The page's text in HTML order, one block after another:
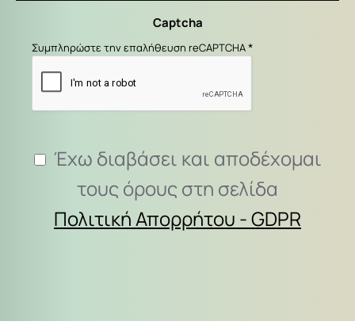
Captcha
Συμπληρώστε την επαλήθευση reCAPTCHA
Έχω διαβάσει και αποδέχομαι
τους όρους στη σελίδα
Πολιτική Απορρήτου - GDPR